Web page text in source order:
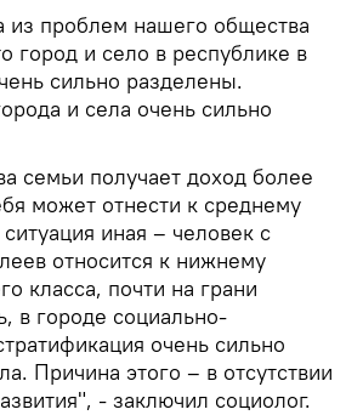
из проблем нашего общества
город и село в республике в
сильно разделены.
и села очень сильно
семьи получает доход более
может отнести к среднему
иная – человек с
относится к нижнему
класса, почти на грани
в городе социально-
очень сильно
Причина этого – в отсутствии
- заключил социолог.